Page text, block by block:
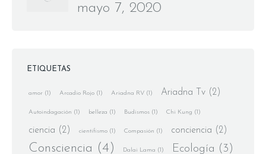
mayo 7, 2020
ETIQUETAS
amor (1) Arcadio Rojo (1) Ariadna RV (1) Ariadna Tv (2)
Autoindagación (1) belleza (1) Budismos (1) Chi Kung (1)
ciencia (2) cientifismo (1) Compasión (1) conciencia (2)
Consciencia (4) Dalai Lama (1) Ecología (3)